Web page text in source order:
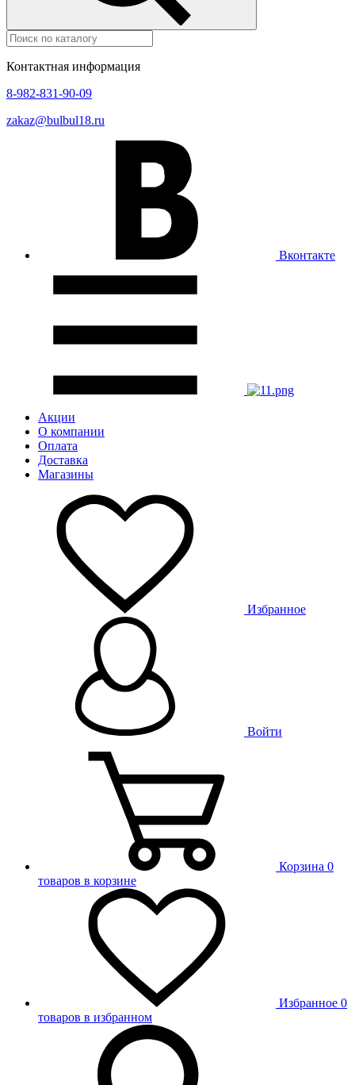
Контактная информация
8-982-831-90-09
zakaz@bulbul18.ru
Вконтакте
Акции
О компании
Оплата
Доставка
Магазины
Избранное
Войти
Корзина 0
товаров в корзине
Избранное 0
товаров в избранном